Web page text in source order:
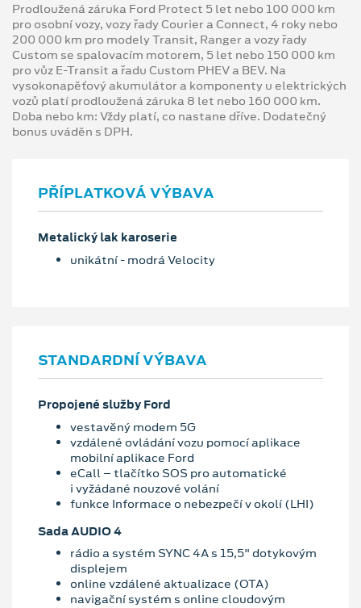
Prodloužená záruka Ford Protect 5 let nebo 100 000 km
pro osobní vozy, vozy řady Courier a Connect, 4 roky nebo
200 000 km pro modely Transit, Ranger a vozy řady
Custom se spalovacím motorem, 5 let nebo 150 000 km
pro vůz E-Transit a řadu Custom PHEV a BEV. Na
vysokonapěťový akumulátor a komponenty u elektrických
vozů platí prodloužená záruka 8 let nebo 160 000 km.
Doba nebo km: Vždy platí, co nastane dříve. Dodatečný
bonus uváděn s DPH.
PŘÍPLATKOVÁ VÝBAVA
Metalický lak karoserie
unikátní - modrá Velocity
STANDARDNÍ VÝBAVA
Propojené služby Ford
vestavěný modem 5G
vzdálené ovládání vozu pomocí aplikace
mobilní aplikace Ford
eCall – tlačítko SOS pro automatické
i vyžádané nouzové volání
funkce Informace o nebezpečí v okolí (LHI)
Sada AUDIO 4
rádio a systém SYNC 4A s 15,5" dotykovým
displejem
online vzdálené aktualizace (OTA)
navigační systém s online cloudovým